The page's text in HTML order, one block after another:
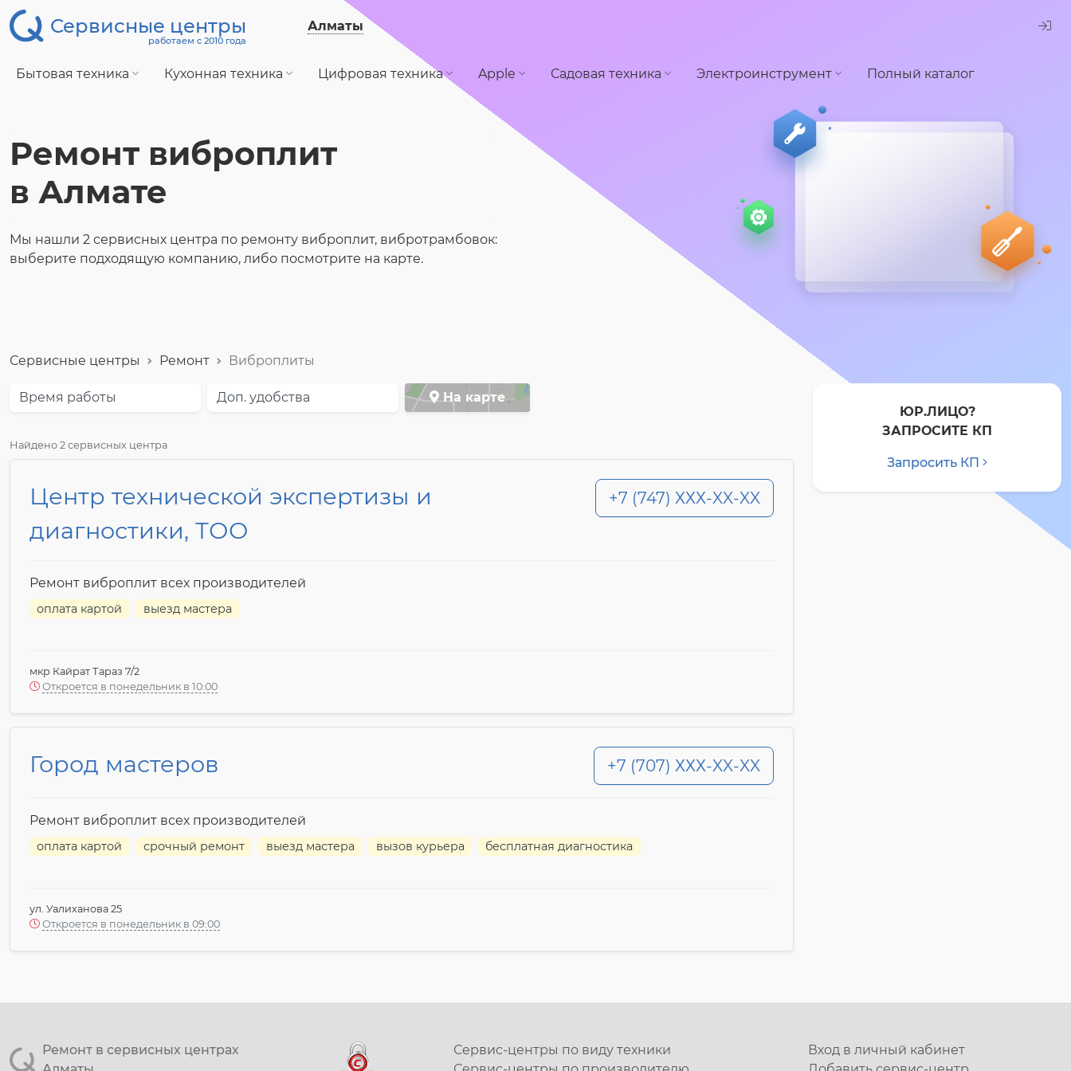
Сервисные центры
работаем с 2010 года
Алматы
Бытовая техника Кухонная техника Цифровая техника Apple Садовая техника Электроинструмент Полный каталог
Ремонт виброплит
в Алмате
Мы нашли 2 сервисных центра по ремонту виброплит, вибротрамбовок:
выберите подходящую компанию, либо посмотрите на карте.
Сервисные центры Ремонт Виброплиты
Время работы Доп. удобства На карте
Найдено 2 сервисных центра
Центр технической экспертизы и
диагностики, ТОО
+7 (747) ХХХ-XX-XX
Ремонт виброплит всех производителей
оплата картой выезд мастера
мкр Кайрат Тараз 7/2
Откроется в понедельник в 10:00
Город мастеров +7 (707) ХХХ-XX-XX
Ремонт виброплит всех производителей
оплата картой срочный ремонт выезд мастера вызов курьера бесплатная диагностика
ул. Уалиханова 25
Откроется в понедельник в 09:00
ЮР.ЛИЦО?
ЗАПРОСИТЕ КП
Запросить КП
Ремонт в сервисных центрах
Сервис-центры по виду техники
Вход в личный кабинет